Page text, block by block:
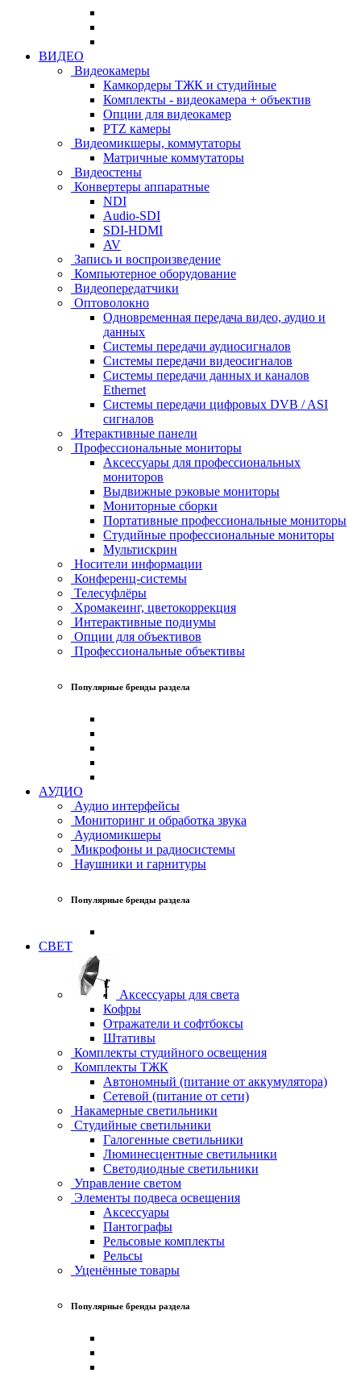
ВИДЕО
Видеокамеры
Камкордеры ТЖК и студийные
Комплекты - видеокамера + объектив
Опции для видеокамер
PTZ камеры
Видеомикшеры, коммутаторы
Матричные коммутаторы
Видеостены
Конвертеры аппаратные
NDI
Audio-SDI
SDI-HDMI
AV
Запись и воспроизведение
Компьютерное оборудование
Видеопередатчики
Оптоволокно
Одновременная передача видео, аудио и
данных
Системы передачи аудиосигналов
Системы передачи видеосигналов
Системы передачи данных и каналов
Ethernet
Системы передачи цифровых DVB / ASI
сигналов
Итерактивные панели
Профессиональные мониторы
Аксессуары для профессиональных
мониторов
Выдвижные рэковые мониторы
Мониторные сборки
Портативные профессиональные мониторы
Студийные профессиональные мониторы
Мультискрин
Носители информации
Конференц-системы
Телесуфлёры
Хромакеинг, цветокоррекция
Интерактивные подиумы
Опции для объективов
Профессиональные объективы
Популярные бренды раздела
АУДИО
Аудио интерфейсы
Мониторинг и обработка звука
Аудиомикшеры
Микрофоны и радиосистемы
Наушники и гарнитуры
Популярные бренды раздела
СВЕТ
Аксессуары для света
Кофры
Отражатели и софтбоксы
Штативы
Комплекты студийного освещения
Комплекты ТЖК
Автономный (питание от аккумулятора)
Сетевой (питание от сети)
Накамерные светильники
Студийные светильники
Галогенные светильники
Люминесцентные светильники
Светодиодные светильники
Управление светом
Элементы подвеса освещения
Аксессуары
Пантографы
Рельсовые комплекты
Рельсы
Уценённые товары
Популярные бренды раздела